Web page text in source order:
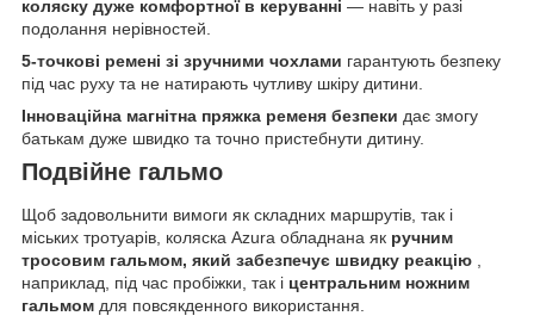
коляску дуже комфортної в керуванні — навіть у разі
подолання нерівностей.
5-точкові ремені зі зручними чохлами гарантують безпеку
під час руху та не натирають чутливу шкіру дитини.
Інноваційна магнітна пряжка ременя безпеки дає змогу
батькам дуже швидко та точно пристебнути дитину.
Подвійне гальмо
Щоб задовольнити вимоги як складних маршрутів, так і
міських тротуарів, коляска Azura обладнана як ручним
тросовим гальмом, який забезпечує швидку реакцію
наприклад, під час пробіжки, так і центральним ножним
гальмом для повсякденного використання.